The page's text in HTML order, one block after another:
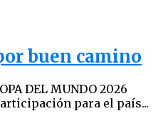
buen camino
DEL MUNDO 2026
para el país...